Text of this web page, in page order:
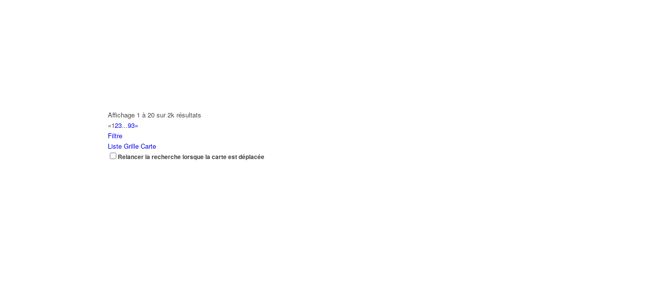
Affichage 1 à 20 sur 2k résultats
«123...93»
Filtre
Liste Grille Carte
Relancer la recherche lorsque la carte est déplacée